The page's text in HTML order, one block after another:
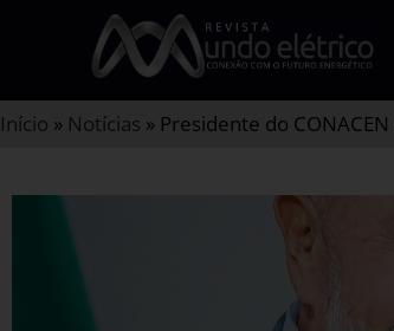
Início » Notícias » Presidente do